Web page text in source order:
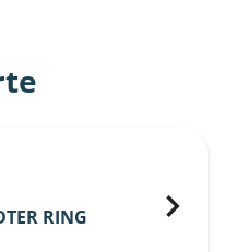
RING